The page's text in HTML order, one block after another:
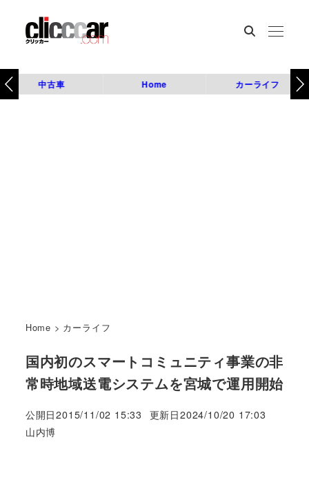
中古車 Home カーライフ
Home > カーライフ
国内初のスマートコミュニティ事業の非
常時地域送電システムを宮城で運用開始
公開日2015/11/02 15:33 更新日2024/10/20 17:03
著
山内博